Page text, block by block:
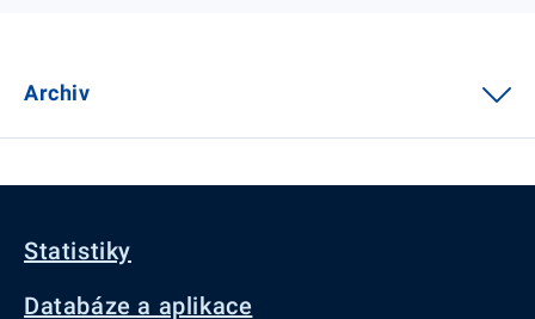
Archiv
Statistiky
Databáze a aplikace